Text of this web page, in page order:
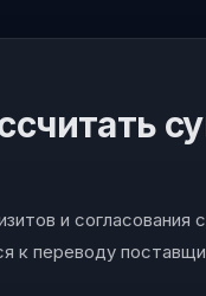
и согласования
к переводу